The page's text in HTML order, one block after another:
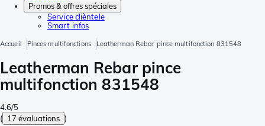
Promos & offres spéciales
Service clièntele
Smart infos
Accueil Pinces multifonctions Leatherman Rebar pince multifonction 831548
Leatherman Rebar pince
multifonction 831548
4.6/5
( 17 évaluations )